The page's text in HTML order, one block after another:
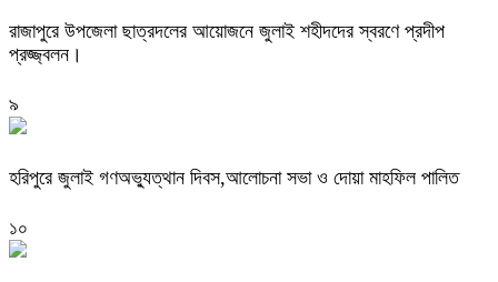
রাজাপুরে উপজেলা ছাত্রদলের আয়োজনে জুলাই শহীদদের স্বরণে প্রদীপ
প্রজ্জ্বলন।
৯
হরিপুরে জুলাই গণঅভ্যুত্থান দিবস,আলোচনা সভা ও দোয়া মাহফিল পালিত ‎
১০